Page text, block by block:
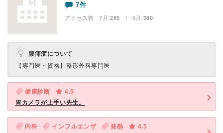
7件
アクセス数 7月:285 | 6月:380
腰痛症について
【専門医・資格】 整形外科専門医
健康診断
4.5
胃カメラが上手い先生。
内科 インフルエンザ 発熱
4.5